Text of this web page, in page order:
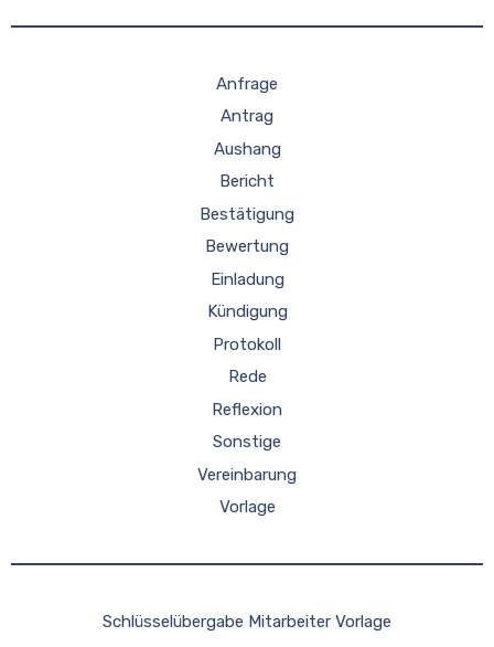
Anfrage
Antrag
Aushang
Bericht
Bestätigung
Bewertung
Einladung
Kündigung
Protokoll
Rede
Reflexion
Sonstige
Vereinbarung
Vorlage
Schlüsselübergabe Mitarbeiter Vorlage